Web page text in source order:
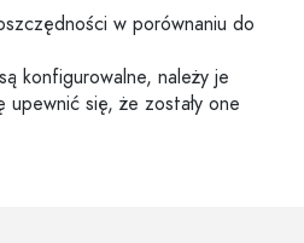
w porównaniu do
konfigurowalne, należy je
się, że zostały one